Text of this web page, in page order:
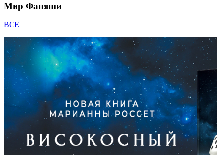
Мир Фаняши
ВСЕ